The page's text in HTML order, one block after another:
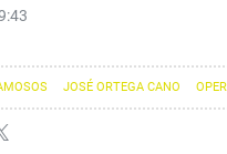
JOSÉ ORTEGA CANO